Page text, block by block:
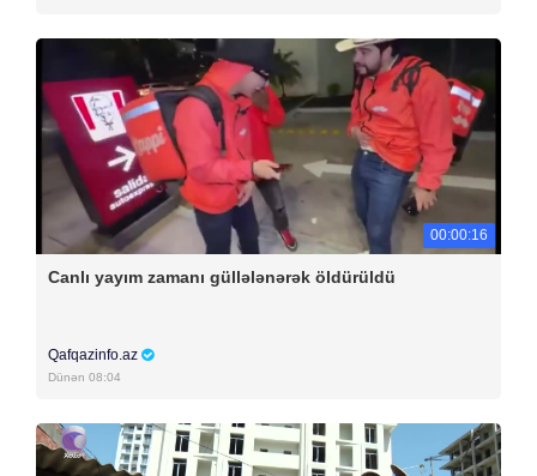
00:00:16
Canlı yayım zamanı güllələnərək öldürüldü
Qafqazinfo.az
Dünən 08:04